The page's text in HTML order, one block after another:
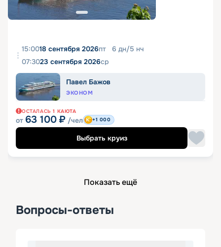
15:0018 сентября 2026пт 6 дн/5 нч
07:3023 сентября 2026ср
Павел Бажов
ЭКОНОМ
ОСТАЛАСЬ 1 КАЮТА
от 63 100 ₽ /чел +1 000
Выбрать круиз
Показать ещё
Вопросы-ответы